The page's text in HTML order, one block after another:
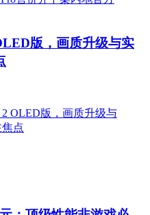
版，画质升级与实